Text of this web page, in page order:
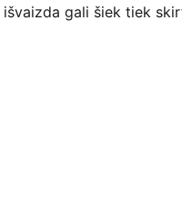
išvaizda gali šiek tiek